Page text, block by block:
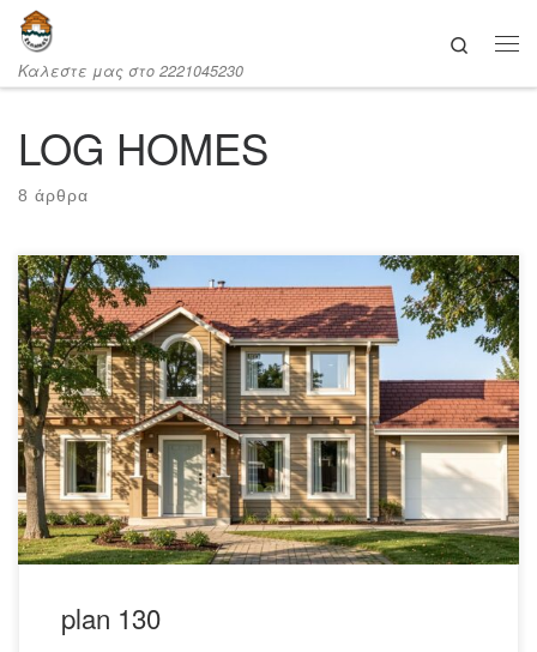
Μετάβαση στο περιεχόμενο
Καλεστε μας στο 2221045230
Search
LOG HOMES
8 άρθρα
plan 130